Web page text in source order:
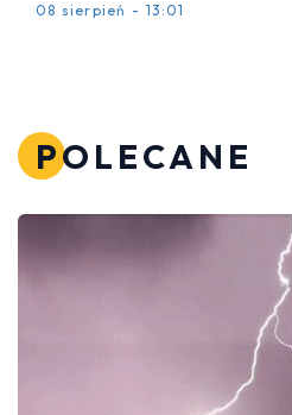
08 sierpień - 13:01
POLECANE